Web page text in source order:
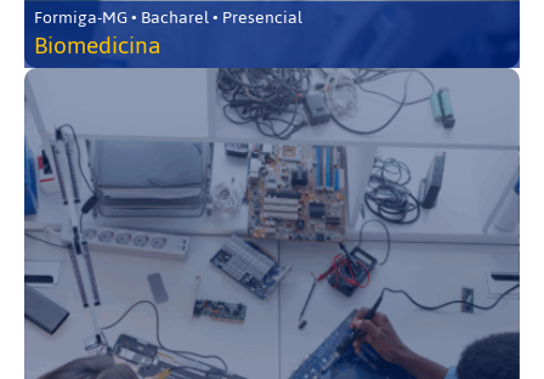
Formiga-MG • Bacharel • Presencial
Biomedicina